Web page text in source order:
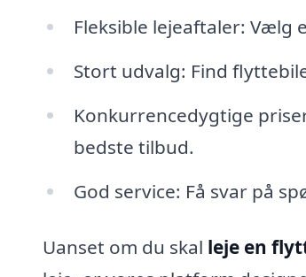
Fleksible lejeaftaler: Vælg
Stort udvalg: Find
Konkurrencedygtige
bedste tilbud.
God service: Få svar på
Uanset om du skal leje en